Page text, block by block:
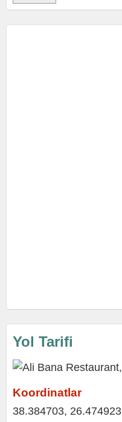
Yol Tarifi
Koordinatlar
38.384703, 26.474923